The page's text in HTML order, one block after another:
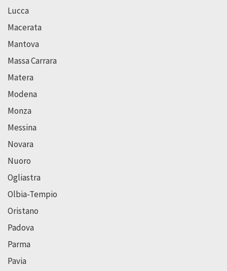
Lucca
Macerata
Mantova
Massa Carrara
Matera
Modena
Monza
Messina
Novara
Nuoro
Ogliastra
Olbia-Tempio
Oristano
Padova
Parma
Pavia